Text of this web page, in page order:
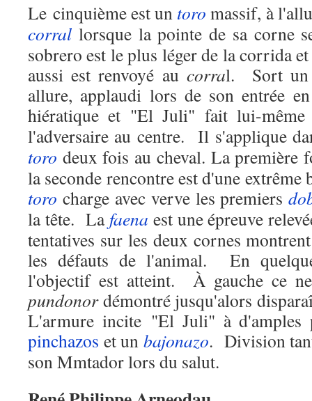
Le cinquième est un toro massif, à
corral lorsque la pointe de sa corne
sobrero est le plus léger de la corrida
aussi est renvoyé au corral.
Sort
allure, applaudi lors de son entrée
hiératique et "El Juli" fait lui-
l'adversaire au centre.
Il s'applique
toro deux fois au cheval. La première
la seconde rencontre est d'une extrême
toro charge avec verve les premiers
la tête. La faena est une épreuve
tentatives sur les deux cornes
les défauts de l'animal.
En
l'objectif est atteint.
À gauche ce
pundonordémontré jusqu'alors
L'armure incite "El Juli" à d'amples
pinchazos et un bajonazo. Division
son Mmtador lors du salut.